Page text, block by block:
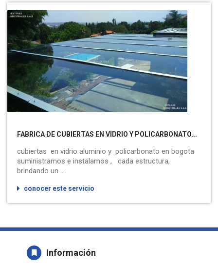
FABRICA DE CUBIERTAS EN VIDRIO Y POLICARBONATO...
cubiertas en vidrio aluminio y policarbonato en bogota
suministramos e instalamos , cada estructura,
brindando un ...
conocer este servicio
Información